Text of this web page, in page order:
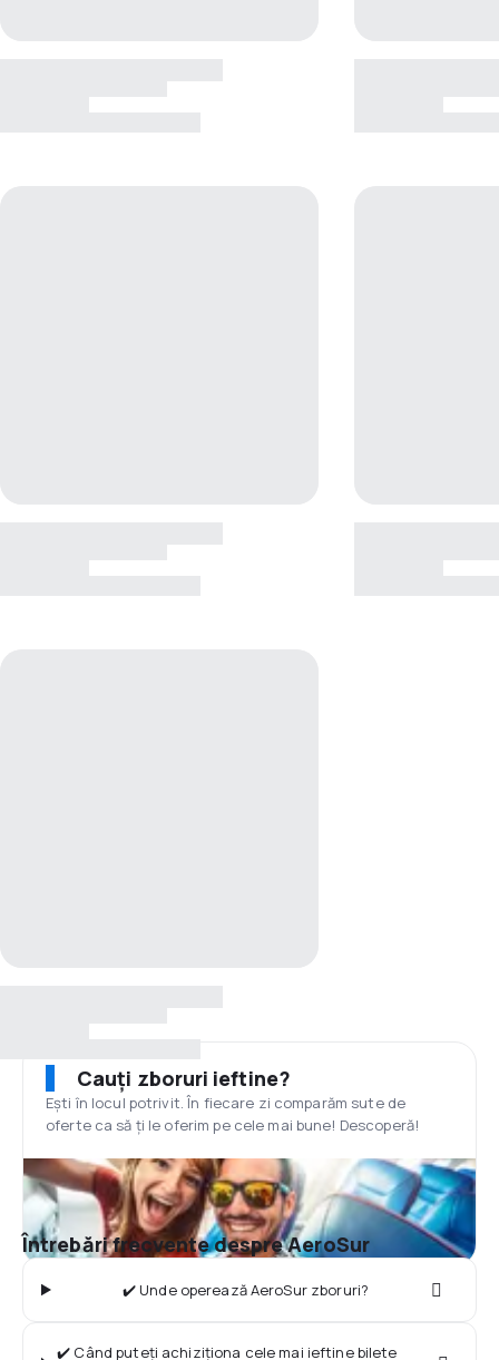
Cauți zboruri ieftine?
Ești în locul potrivit. În fiecare zi comparăm sute de
oferte ca să ți le oferim pe cele mai bune! Descoperă!
Întrebări frecvente despre AeroSur
✔️ Unde operează AeroSur zboruri?
✔️ Când puteți achiziționa cele mai ieftine bilete